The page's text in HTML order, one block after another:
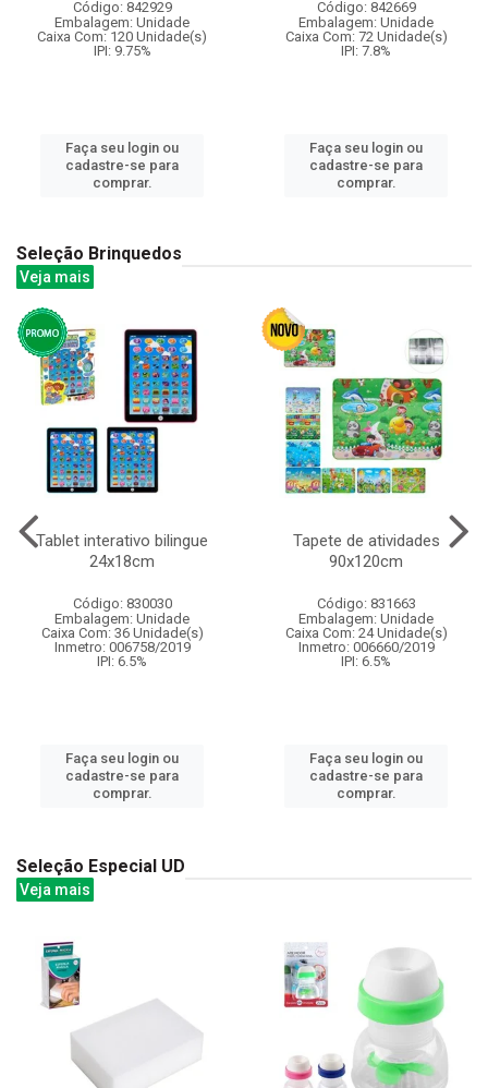
Código: 842929
Embalagem: Unidade
Caixa Com: 120 Unidade(s)
IPI: 9.75%
Faça seu login ou
cadastre-se para
comprar.
Código: 842669
Embalagem: Unidade
Caixa Com: 72 Unidade(s)
IPI: 7.8%
Faça seu login ou
cadastre-se para
comprar.
Seleção Brinquedos
Veja mais
Tablet interativo bilingue
24x18cm
Código: 830030
Embalagem: Unidade
Caixa Com: 36 Unidade(s)
Inmetro: 006758/2019
IPI: 6.5%
Faça seu login ou
cadastre-se para
comprar.
Tapete de atividades
90x120cm
Código: 831663
Embalagem: Unidade
Caixa Com: 24 Unidade(s)
Inmetro: 006660/2019
IPI: 6.5%
Faça seu login ou
cadastre-se para
comprar.
Seleção Especial UD
Veja mais